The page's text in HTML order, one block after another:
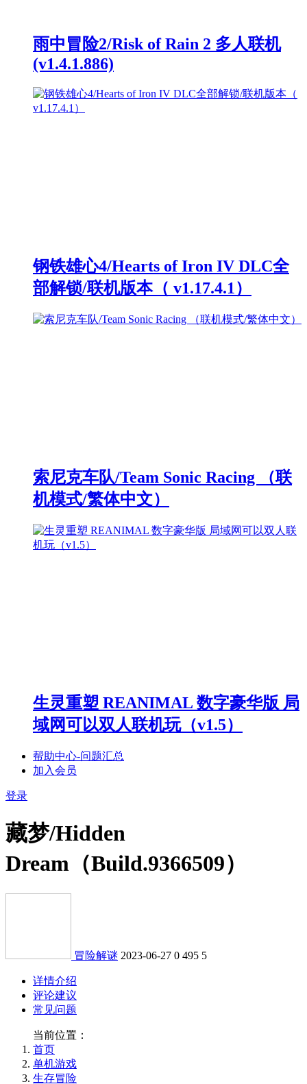
雨中冒险2/Risk of Rain 2 多人联机
(v1.4.1.886)
钢铁雄心4/Hearts of Iron IV DLC全
部解锁/联机版本（ v1.17.4.1）
索尼克车队/Team Sonic Racing （联
机模式/繁体中文）
生灵重塑 REANIMAL 数字豪华版 局
域网可以双人联机玩（v1.5）
帮助中心-问题汇总
加入会员
登录
藏梦/Hidden
Dream（Build.9366509）
冒险解谜 2023-06-27 0 495 5
详情介绍
评论建议
常见问题
当前位置：
首页
单机游戏
生存冒险